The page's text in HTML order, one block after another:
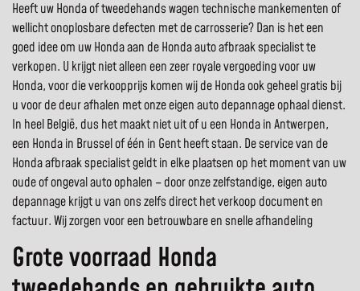
Heeft uw Honda of tweedehands wagen technische mankementen of
wellicht onoplosbare defecten met de carrosserie? Dan is het een
goed idee om uw Honda aan de Honda auto afbraak specialist te
verkopen. U krijgt niet alleen een zeer royale vergoeding voor uw
Honda, voor die verkoopprijs komen wij de Honda ook geheel gratis bij
u voor de deur afhalen met onze eigen auto depannage ophaal dienst.
In heel België, dus het maakt niet uit of u een Honda in Antwerpen,
een Honda in Brussel of één in Gent heeft staan. De service van de
Honda afbraak specialist geldt in elke plaatsen op het moment van uw
oude of ongeval auto ophalen – door onze zelfstandige, eigen auto
depannage krijgt u van ons zelfs direct het verkoop document en
factuur. Wij zorgen voor een betrouwbare en snelle afhandeling
Grote voorraad Honda